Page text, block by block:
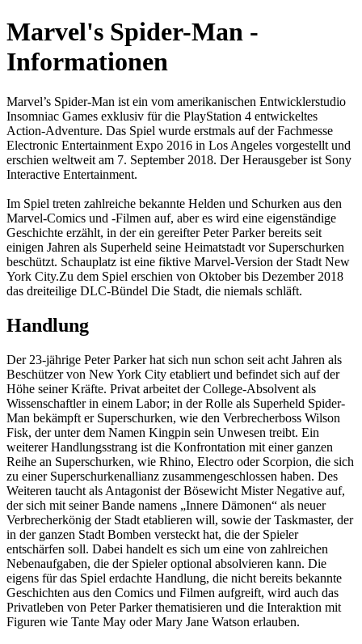
Marvel's Spider-Man -
Informationen
Marvel’s Spider-Man ist ein vom amerikanischen Entwicklerstudio
Insomniac Games exklusiv für die PlayStation 4 entwickeltes
Action-Adventure. Das Spiel wurde erstmals auf der Fachmesse
Electronic Entertainment Expo 2016 in Los Angeles vorgestellt und
erschien weltweit am 7. September 2018. Der Herausgeber ist Sony
Interactive Entertainment.
Im Spiel treten zahlreiche bekannte Helden und Schurken aus den
Marvel-Comics und -Filmen auf, aber es wird eine eigenständige
Geschichte erzählt, in der ein gereifter Peter Parker bereits seit
einigen Jahren als Superheld seine Heimatstadt vor Superschurken
beschützt. Schauplatz ist eine fiktive Marvel-Version der Stadt New
York City.Zu dem Spiel erschien von Oktober bis Dezember 2018
das dreiteilige DLC-Bündel Die Stadt, die niemals schläft.
Handlung
Der 23-jährige Peter Parker hat sich nun schon seit acht Jahren als
Beschützer von New York City etabliert und befindet sich auf der
Höhe seiner Kräfte. Privat arbeitet der College-Absolvent als
Wissenschaftler in einem Labor; in der Rolle als Superheld Spider-
Man bekämpft er Superschurken, wie den Verbrecherboss Wilson
Fisk, der unter dem Namen Kingpin sein Unwesen treibt. Ein
weiterer Handlungsstrang ist die Konfrontation mit einer ganzen
Reihe an Superschurken, wie Rhino, Electro oder Scorpion, die sich
zu einer Superschurkenallianz zusammengeschlossen haben. Des
Weiteren taucht als Antagonist der Bösewicht Mister Negative auf,
der sich mit seiner Bande namens „Innere Dämonen“ als neuer
Verbrecherkönig der Stadt etablieren will, sowie der Taskmaster, der
in der ganzen Stadt Bomben versteckt hat, die der Spieler
entschärfen soll. Dabei handelt es sich um eine von zahlreichen
Nebenaufgaben, die der Spieler optional absolvieren kann. Die
eigens für das Spiel erdachte Handlung, die nicht bereits bekannte
Geschichten aus den Comics und Filmen aufgreift, wird auch das
Privatleben von Peter Parker thematisieren und die Interaktion mit
Figuren wie Tante May oder Mary Jane Watson erlauben.